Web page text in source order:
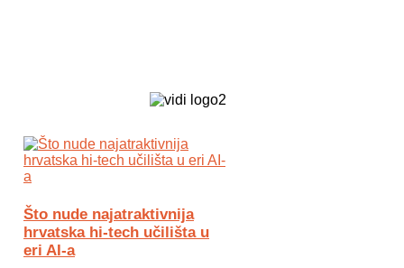
Što nude najatraktivnija
hrvatska hi-tech učilišta u
eri AI-a